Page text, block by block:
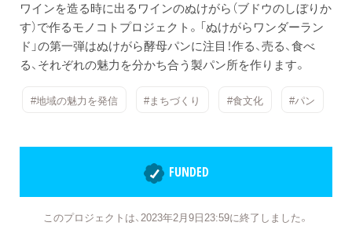
ワインを造る時に出るワインのぬけがら（ブドウのしぼりか
す）で作るモノコトプロジェクト。「ぬけがらワンダーラン
ド」の第一弾はぬけがら酵母パンに注目！作る、売る、食べ
る、それぞれの魅力を分かち合う製パン所を作ります。
#地域の魅力を発信 #まちづくり #食文化 #パン
FUNDED
このプロジェクトは、2023年2月9日23:59に終了しました。